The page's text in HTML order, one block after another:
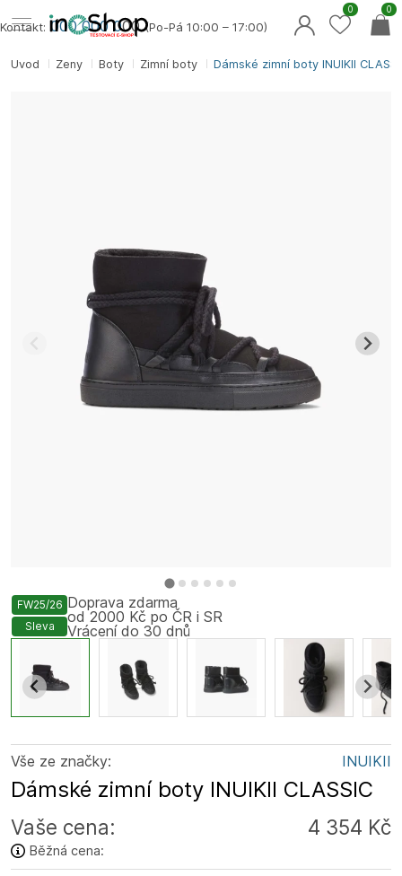
Úvod Ženy Boty Zimní boty Dámské zimní boty INUIKII
FW25/26
Sleva
Vše ze značky: INUIKII
Dámské zimní boty INUIKII CLASSIC
Vaše cena: 4 354 Kč
Běžná cena:
Doprava zdarma
od 2000 Kč po ČR i SR
Vrácení do 30 dnů
Kontakt: 000 000 000(Po-Pá 10:00 – 17:00)
0
0